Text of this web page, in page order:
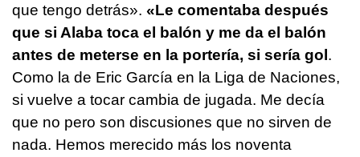
que tengo detrás». «Le comentaba después
que si Alaba toca el balón y me da el balón
antes de meterse en la portería, si sería gol.
Como la de Eric García en la Liga de Naciones,
si vuelve a tocar cambia de jugada. Me decía
que no pero son discusiones que no sirven de
nada. Hemos merecido más los noventa